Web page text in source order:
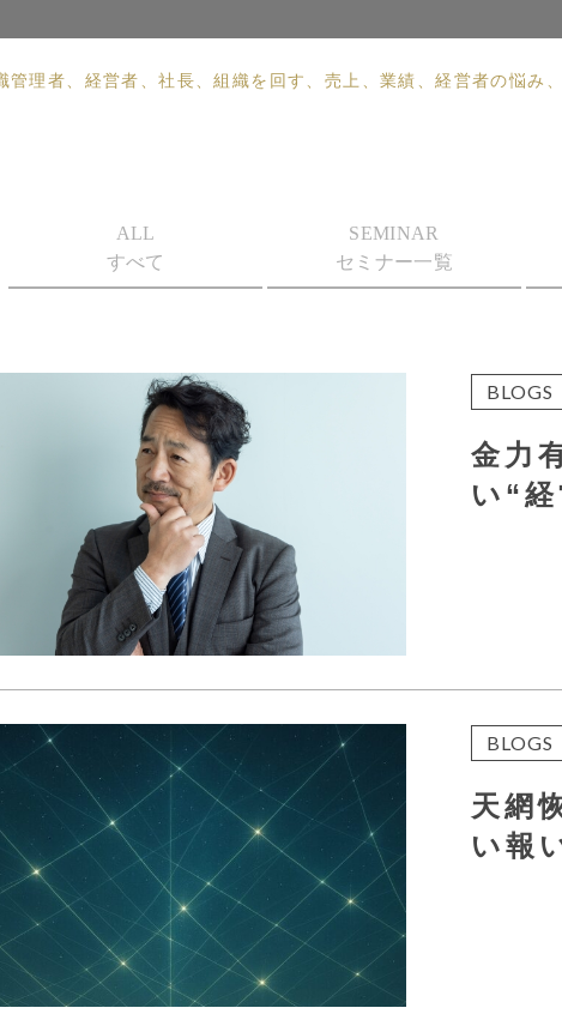
管理者、経営者、社長、組織を回す、売上、業績、経営者の悩み
ALL
すべて
SEMINAR
セミナー一覧
BLOGS
金力
い“
BLOGS
天網
い報